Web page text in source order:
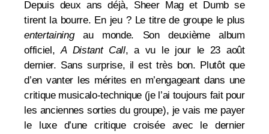
Depuis deux ans déjà, Sheer Mag et Dumb se
tirent la bourre. En jeu ? Le titre de groupe le plus
entertainingau monde. Son deuxième album
officiel,A Distant Call, a vu le jour le 23 août
dernier. Sans surprise, il est très bon. Plutôt que
d’en vanter les mérites en m’engageant dans une
critique musicalo-technique (je l’ai toujours fait pour
les anciennes sorties du groupe), je vais me payer
le luxe d’une critique croisée avec le dernier